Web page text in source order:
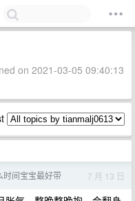
on 2021-03-05 09:40:13
时间宝宝最好带 7 月 13 日